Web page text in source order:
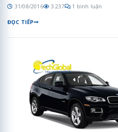
31/08/2016 3.237 1 bình luận
ĐỌC TIẾP